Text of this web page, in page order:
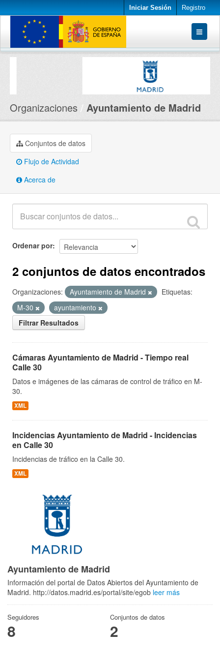
Iniciar Sesión Registro
Conjuntos de datos
Organizaciones Ayuntamiento de Madrid
Conjuntos de datos
Flujo de Actividad
Acerca de
Ordenar por
2 conjuntos de datos encontrados
Organizaciones: Ayuntamiento de Madrid
Etiquetas:
M-30
ayuntamiento
Filtrar Resultados
Cámaras Ayuntamiento de Madrid - Tiempo real
Calle 30
Datos e imágenes de las cámaras de control de tráfico en M-
30.
XML
Incidencias Ayuntamiento de Madrid - Incidencias
en Calle 30
Incidencias de tráfico en la Calle 30.
XML
Ayuntamiento de Madrid
Información del portal de Datos Abiertos del Ayuntamiento de
Madrid. http://datos.madrid.es/portal/site/egob leer más
Seguidores
8
Conjuntos de datos
2